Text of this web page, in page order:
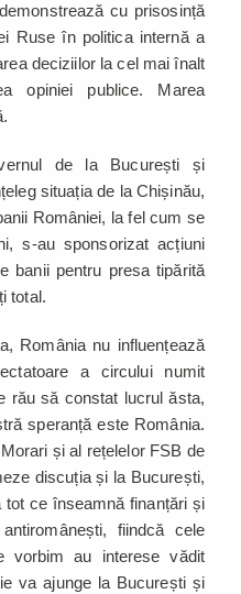
cu prisosință
Ruse în politica internă a
deciziilor la cel mai înalt
opiniei publice. Marea
de la București și
situația de la Chișinău,
României, la fel cum se
s-au sponsorizat acțiuni
banii pentru presa tipărită
total.
România nu influențează
a circului numit
rău să constat lucrul ăsta,
speranță este România.
și al rețelelor FSB de
discuția și la București,
ce înseamnă finanțări și
fiindcă cele
vorbim au interese vădit
va ajunge la București și